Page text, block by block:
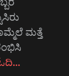
ಮತ್ತೆ